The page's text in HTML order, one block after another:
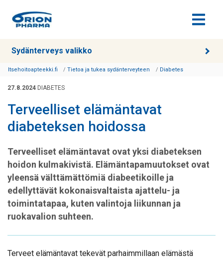
Siirry sisältöön
Sydänterveys valikko
Itsehoitoapteekki.fi Tietoa ja tukea sydänterveyteen Diabetes
27.8.2024 DIABETES
Terveelliset elämäntavat
diabeteksen hoidossa
Terveelliset elämäntavat ovat yksi diabeteksen
hoidon kulmakivistä. Elämäntapamuutokset ovat
yleensä välttämättömiä diabeetikoille ja
edellyttävät kokonaisvaltaista ajattelu- ja
toimintatapaa, kuten valintoja liikunnan ja
ruokavalion suhteen.
Terveet elämäntavat tekevät parhaimmillaan elämästä